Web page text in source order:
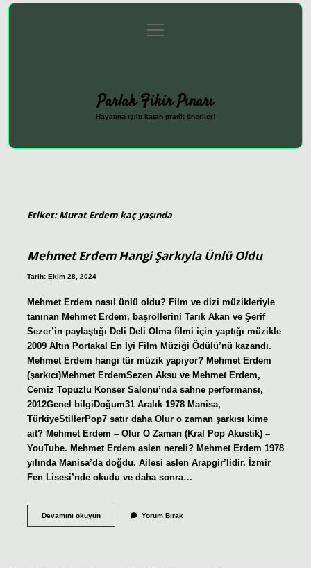
Gizlilik Politikası
menüyü
aç
Parlak Fikir Pınarı
Hayatına ışıltı katan pratik öneriler!
Etiket:Murat Erdem kaç yaşında
Mehmet Erdem Hangi Şarkıyla Ünlü Oldu
Tarih: Ekim 28, 2024
Mehmet Erdem nasıl ünlü oldu? Film ve dizi müzikleriyle
tanınan Mehmet Erdem, başrollerini Tarık Akan ve Şerif
Sezer’in paylaştığı Deli Deli Olma filmi için yaptığı müzikle
2009 Altın Portakal En İyi Film Müziği Ödülü’nü kazandı.
Mehmet Erdem hangi tür müzik yapıyor? Mehmet Erdem
(şarkıcı)Mehmet ErdemSezen Aksu ve Mehmet Erdem,
Cemiz Topuzlu Konser Salonu’nda sahne performansı,
2012Genel bilgiDoğum31 Aralık 1978 Manisa,
TürkiyeStillerPop7 satır daha Olur o zaman şarkısı kime
ait? Mehmet Erdem – Olur O Zaman (Kral Pop Akustik) –
YouTube. Mehmet Erdem aslen nereli? Mehmet Erdem 1978
yılında Manisa’da doğdu. Ailesi aslen Arapgir’lidir. İzmir
Fen Lisesi’nde okudu ve daha sonra…
Devamını okuyunMehmet
Yorum Bırak